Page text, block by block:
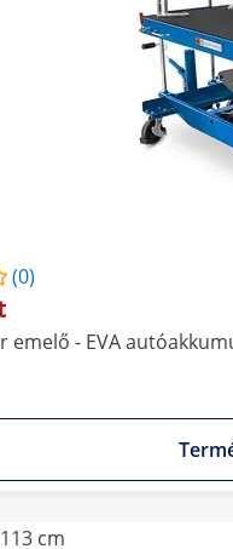
(0)
emelő - EVA
cm